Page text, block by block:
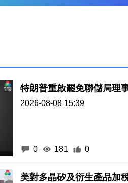
特朗普重啟罷免聯儲局理
2026-08-08 15:39
0 181 0
美對多晶矽及衍生產品加